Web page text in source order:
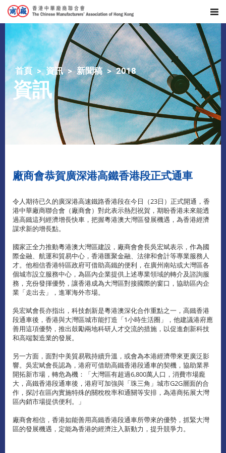
首頁 資訊 新聞稿 2018
資訊
廠商會恭賀廣深港高鐵香港段正式通車
令人期待已久的廣深港高速鐵路香港段在今日（23日）正式開通，香
港中華廠商聯合會（廠商會）對此表示熱烈祝賀，期盼香港未來能透
過高鐵這列經濟增長快車，把握粵港澳大灣區發展機遇，為香港經濟
謀求新的增長點。
國家正全力推動粵港澳大灣區建設，廠商會會長吳宏斌表示，作為國
際金融、航運和貿易中心，香港匯聚金融、法律和會計等專業服務人
才。他相信香港特區政府可借助高鐵的便利，在廣州南站或大灣區各
個城市設立服務中心，為區內企業提供上述專業領域的轉介及諮詢服
務，充份發揮優勢，讓香港成為大灣區對接國際的窗口，協助區內企
業「走出去」，進軍海外市場。
吳宏斌會長亦指出，科技創新是粵港澳深化合作重點之一，高鐵香港
段通車後，香港與大灣區城市能打造「1小時生活圈」，他建議港府應
善用這項優勢，推出鼓勵兩地科研人才交流的措施，以促進創新科技
和高端製造業的發展。
另一方面，面對中美貿易戰持續升溫，或會為本港經濟帶來更廣泛影
響。吳宏斌會長認為，港府可借助高鐵香港段通車的契機，協助業界
開拓新市場，轉危為機：「大灣區有超過6,800萬人口，消費巿場龐
大，高鐵香港段通車後，港府可加強與「珠三角」城市G2G層面的合
作，探討在區內實施特殊的關稅稅率和通關等安排，為港商拓展大灣
區內銷市場提供便利。」
廠商會相信，香港如能善用高鐵香港段通車所帶來的優勢，抓緊大灣
區的發展機遇，定能為香港的經濟注入新動力，提升競爭力。